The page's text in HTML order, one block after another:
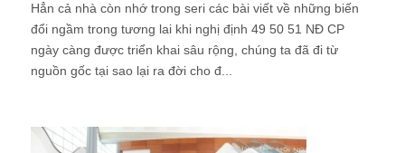
Hẳn cả nhà còn nhớ trong seri các bài viết về những biến
đổi ngầm trong tương lai khi nghị định 49 50 51 NĐ CP
ngày càng được triển khai sâu rộng, chúng ta đã đi từ
nguồn gốc tại sao lại ra đời cho đ...